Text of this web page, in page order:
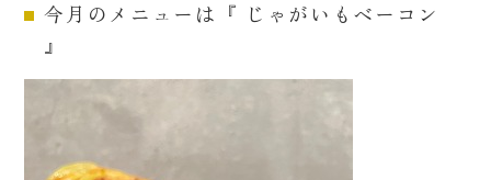
今月のメニューは『 じゃがいもベーコン
』